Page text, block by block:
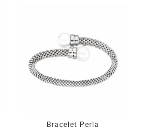
Bracelet Perla